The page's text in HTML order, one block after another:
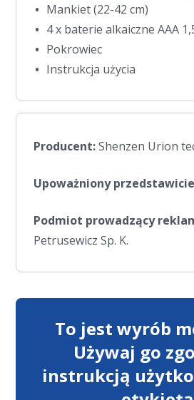
Mankiet (22-42 cm)
4 x baterie alkaiczne AAA
Pokrowiec
Instrukcja użycia
Producent:Shenzen Urion
Upoważniony
Podmiot prowadzący
Petrusewicz Sp. K.
To jest wyrób
Używaj go
instrukcją